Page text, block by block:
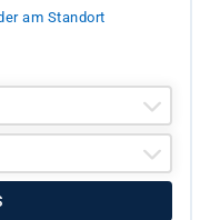
am Standort